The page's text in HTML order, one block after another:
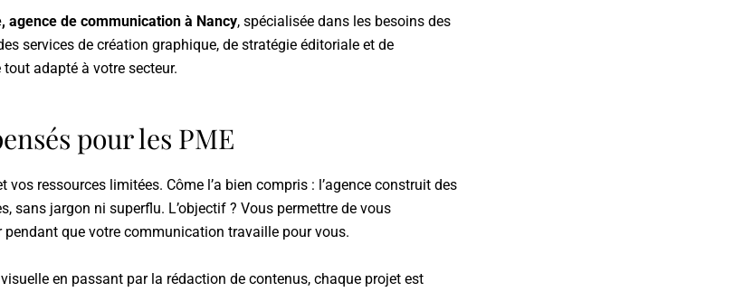
agence de communication à Nancy, spécialisée dans les besoins des
services de création graphique, de stratégie éditoriale et de
adapté à votre secteur.
pour les PME
vos ressources limitées. Côme l’a bien compris : l’agence construit des
sans jargon ni superflu. L’objectif ? Vous permettre de vous
pendant que votre communication travaille pour vous.
en passant par la rédaction de contenus, chaque projet est